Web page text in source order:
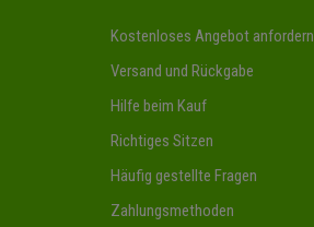
Kostenloses Angebot anfordern
Versand und Rückgabe
Hilfe beim Kauf
Richtiges Sitzen
Häufig gestellte Fragen
Zahlungsmethoden